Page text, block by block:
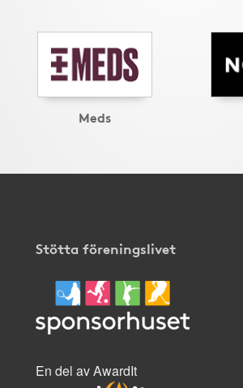
Meds
Stötta föreningslivet
En del av AwardIt